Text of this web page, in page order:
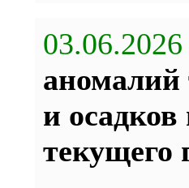
03.06.2026
аномалий
и
текущего